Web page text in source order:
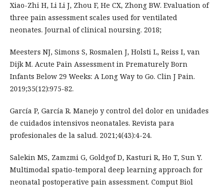
Xiao-Zhi H, Li Li J, Zhou F, He CX, Zhong BW. Evaluation of
three pain assessment scales used for ventilated
neonates. Journal of clinical noursing. 2018;
Meesters NJ, Simons S, Rosmalen J, Holsti L, Reiss I, van
Dijk M. Acute Pain Assessment in Prematurely Born
Infants Below 29 Weeks: A Long Way to Go. Clin J Pain.
2019;35(12):975-82.
García P, García R. Manejo y control del dolor en unidades
de cuidados intensivos neonatales. Revista para
profesionales de la salud. 2021;4(43):4-24.
Salekin MS, Zamzmi G, Goldgof D, Kasturi R, Ho T, Sun Y.
Multimodal spatio-temporal deep learning approach for
neonatal postoperative pain assessment. Comput Biol